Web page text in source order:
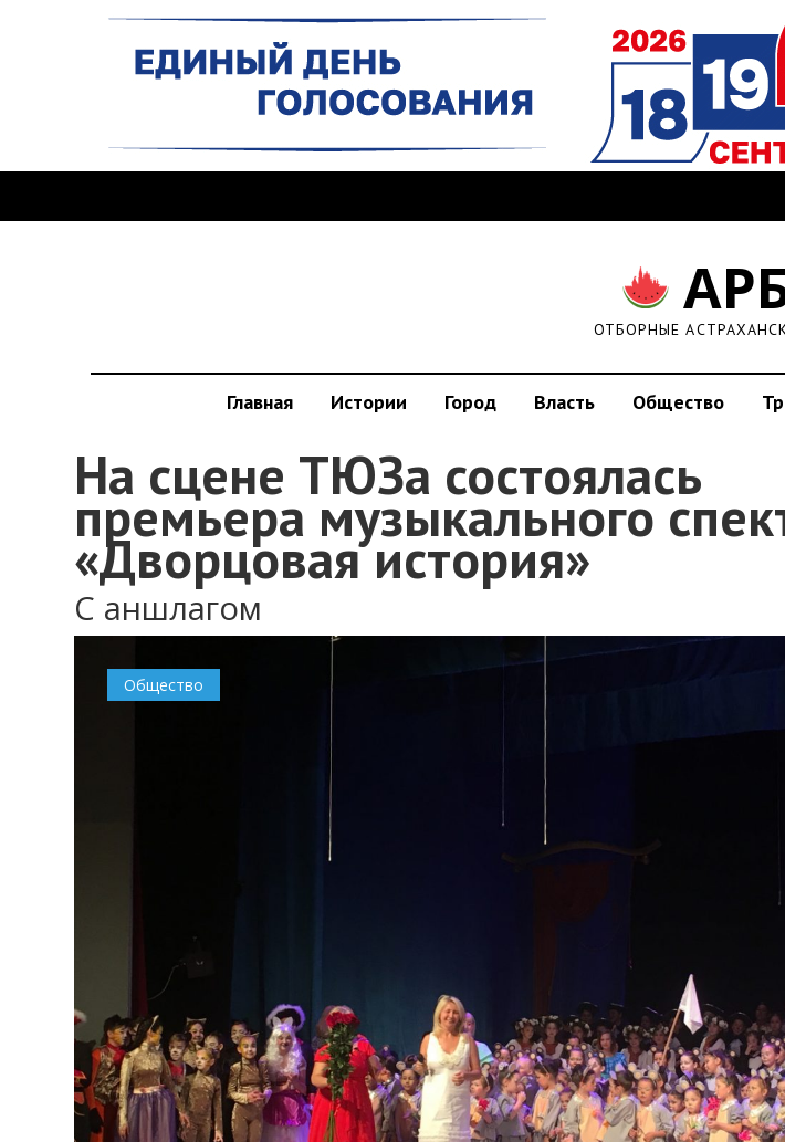
ОТБОРНЫЕ
Главная Истории Город Власть Общество
На сцене ТЮЗа состоялась
премьера музыкального
«Дворцовая история»
С аншлагом
Общество